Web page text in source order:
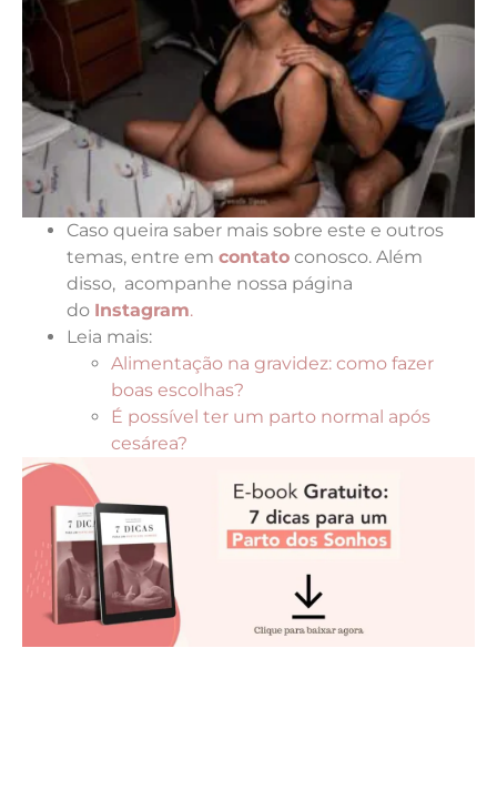
Caso queira saber mais sobre este e outros
temas, entre em contato conosco. Além
disso, acompanhe nossa página
do Instagram.
Leia mais:
Alimentação na gravidez: como fazer
boas escolhas?
É possível ter um parto normal após
cesárea?